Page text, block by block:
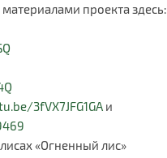
проекта здесь:
3fVX7JFG1GA и
«Огненный лис»